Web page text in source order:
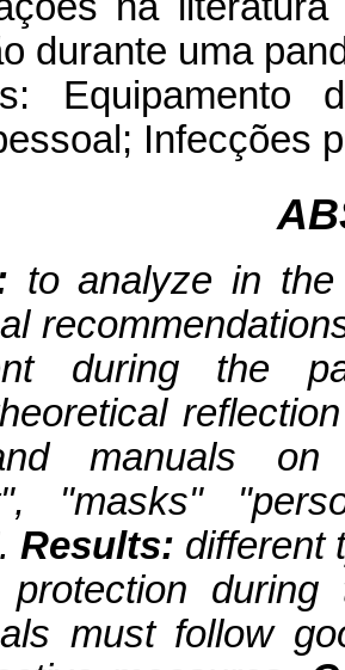
durante uma
Equipamento
Infecções
to analyze in
during the
manuals on
"masks"
Results: different
must follow